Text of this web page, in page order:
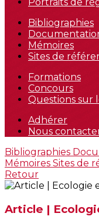
Bibliographies
Mémoires
Sites de
Formations
Concours
Questions sur
Adhérer
Nous
Bibliographies
Mémoires Sites de
Retour
Article |